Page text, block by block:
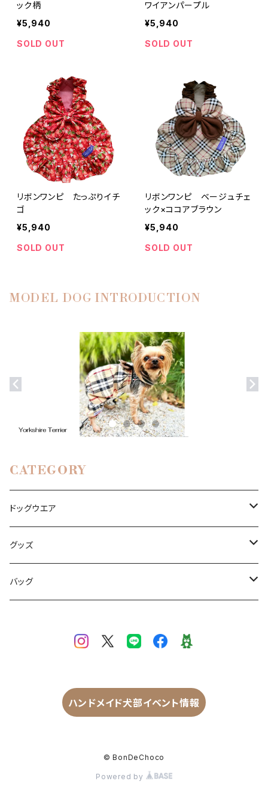
ック柄
¥5,940
SOLD OUT
ワイアンパープル
¥5,940
SOLD OUT
リボンワンピ たっぷりイチ
ゴ
¥5,940
SOLD OUT
リボンワンピ ベージュチェ
ック×ココアブラウン
¥5,940
SOLD OUT
MODEL DOG INTRODUCTION
CATEGORY
ドッグウエア
リボンワンピ
リボンかぼちゃパンツ
グッズ
ウエットティッシュケース
バッグ
ハンドメイド犬部イベント情報
© BonDeChoco
Powered by